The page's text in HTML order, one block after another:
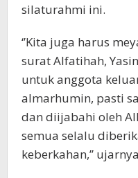
silaturahmi ini.
‘’Kita juga harus
surat Alfatihah,
untuk anggota
almarhumin, pasti
dan diijabahi oleh
semua selalu
keberkahan,’’